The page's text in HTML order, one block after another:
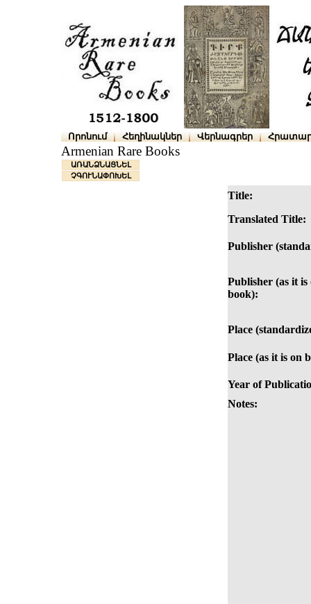
Որոնում Հեղինակներ Վերնագրեր
Armenian Rare Books
ԱՌԱՆՁՆԱՑՆԵԼ
ՉԳՈՒՆԱՓՈԽԵԼ
Title:
Translated Title:
Publisher
Publisher (as it is
book):
Place
Place (as it is on
Year of
Notes: